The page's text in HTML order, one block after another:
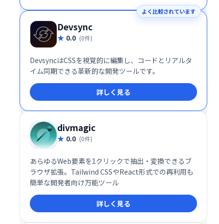
よく比較されています
Devsync
0.0 (0件)
DevsyncはCSSを視覚的に編集し、コードとリアルタ
イム同期できる革新的な開発ツールです。
詳しく見る
divmagic
0.0 (0件)
あらゆるWeb要素を1クリックで抽出・変換できるブ
ラウザ拡張。Tailwind CSSやReact形式での再利用も
簡単な開発者向け万能ツール
詳しく見る